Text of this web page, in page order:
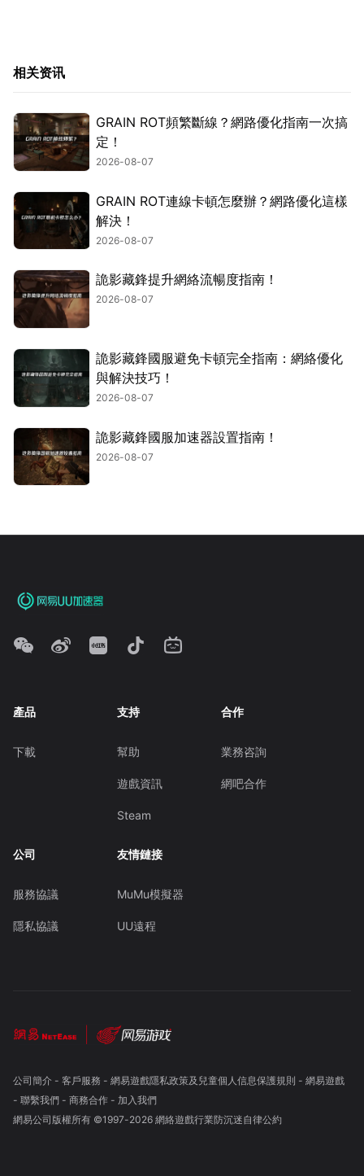
相关资讯
GRAIN ROT頻繁斷線？網路優化指南一次搞
定！
2026-08-07
GRAIN ROT連線卡頓怎麼辦？網路優化這樣
解決！
2026-08-07
詭影藏鋒提升網絡流暢度指南！
2026-08-07
詭影藏鋒國服避免卡頓完全指南：網絡優化
與解決技巧！
2026-08-07
詭影藏鋒國服加速器設置指南！
2026-08-07
產品
下載
支持
幫助
遊戲資訊
Steam
合作
業務咨詢
網吧合作
公司
服務協議
隱私協議
友情鏈接
MuMu模擬器
UU遠程
公司簡介- 客戶服務 - 網易遊戲隱私政策及兒童個人信息保護規則 - 網易遊戲
- 聯繫我們- 商務合作- 加入我們
網易公司版權所有 ©1997-2026 網絡遊戲行業防沉迷自律公約